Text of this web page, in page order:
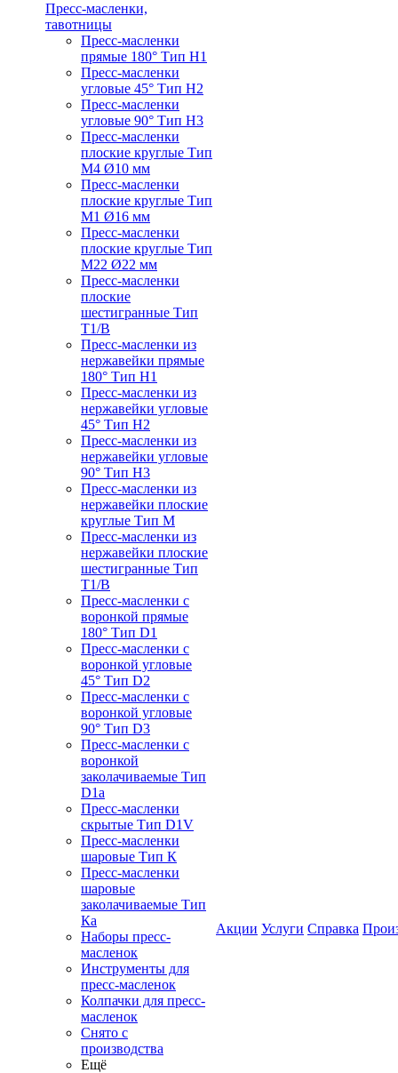
Пресс-масленки,
тавотницы
Пресс-масленки
прямые 180° Тип H1
Пресс-масленки
угловые 45° Тип H2
Пресс-масленки
угловые 90° Тип H3
Пресс-масленки
плоские круглые Тип
M4 Ø10 мм
Пресс-масленки
плоские круглые Тип
M1 Ø16 мм
Пресс-масленки
плоские круглые Тип
M22 Ø22 мм
Пресс-масленки
плоские
шестигранные Тип
T1/B
Пресс-масленки из
нержавейки прямые
180° Тип H1
Пресс-масленки из
нержавейки угловые
45° Тип H2
Пресс-масленки из
нержавейки угловые
90° Тип H3
Пресс-масленки из
нержавейки плоские
круглые Тип M
Пресс-масленки из
нержавейки плоские
шестигранные Тип
T1/B
Пресс-масленки с
воронкой прямые
180° Тип D1
Пресс-масленки с
воронкой угловые
45° Тип D2
Пресс-масленки с
воронкой угловые
90° Тип D3
Пресс-масленки с
воронкой
заколачиваемые Тип
D1a
Пресс-масленки
скрытые Тип D1V
Пресс-масленки
шаровые Тип К
Пресс-масленки
шаровые
заколачиваемые Тип
Кa
Наборы пресс-
масленок
Инструменты для
пресс-масленок
Колпачки для пресс-
масленок
Снято с
производства
Ещё
Акции Услуги Справка